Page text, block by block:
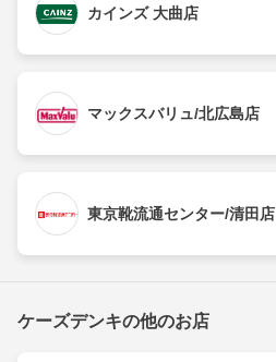
カインズ 大曲店
マックスバリュ/北広島店
東京靴流通センター/清田店
ケーズデンキの他のお店